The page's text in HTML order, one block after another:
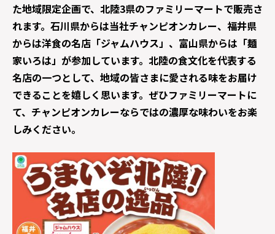
た地域限定企画で、北陸3県のファミリーマートで販売さ
れます。石川県からは当社チャンピオンカレー、福井県
からは洋食の名店「ジャムハウス」、富山県からは「麺
家いろは」が参加しています。北陸の食文化を代表する
名店の一つとして、地域の皆さまに愛される味をお届け
できることを嬉しく思います。ぜひファミリーマートに
て、チャンピオンカレーならではの濃厚な味わいをお楽
しみください。